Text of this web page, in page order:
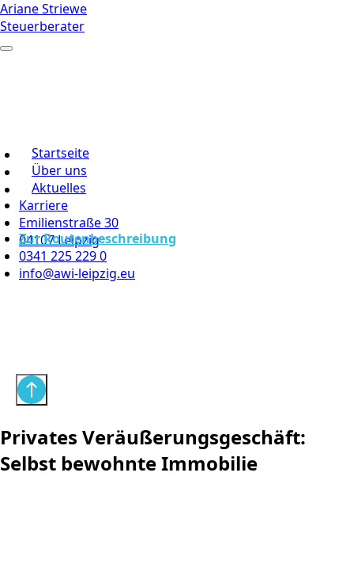
Ariane Striewe
Steuerberater
Startseite
Über uns
Aktuelles
Karriere
Emilienstraße 30
04107 Leipzig
Zur Routenbeschreibung
0341 225 229 0
info@awi-leipzig.eu
Privates Veräußerungsgeschäft:
Selbst bewohnte Immobilie